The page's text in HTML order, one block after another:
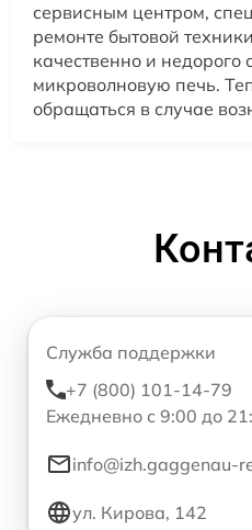
сервисным центром,
ремонте бытовой
качественно и
микроволновую печь.
обращаться в случае
Служба поддержки
+7 (800) 101-14-79
Ежедневно с 9:00 до
info@izh.gaggenau-
ул. Кирова, 142